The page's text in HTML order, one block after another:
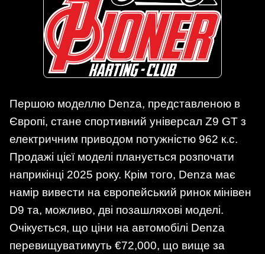
Першою моделлю Denza, представленою в
Європі, стане спортивний універсал Z9 GT з
електричним приводом потужністю 962 к.с.
Продажі цієї моделі планується розпочати
наприкінці 2025 року. Крім того, Denza має
намір вивести на європейський ринок мінівен
D9 та, можливо, дві позашляхові моделі.
Очікується, що ціни на автомобілі Denza
перевищуватимуть €72,000, що вище за